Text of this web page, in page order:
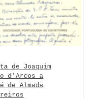
de Joaquim
d'Arcos a
de Almada